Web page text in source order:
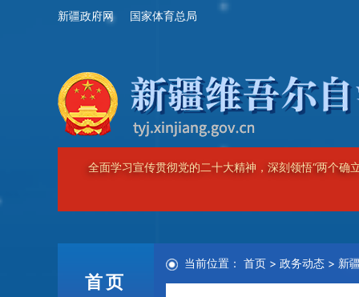
新疆政府网 国家体育总局
全面学习宣传贯彻党的二十大精神，深刻领悟“两个确
首页
当前位置： 首页 > 政务动态 > 新